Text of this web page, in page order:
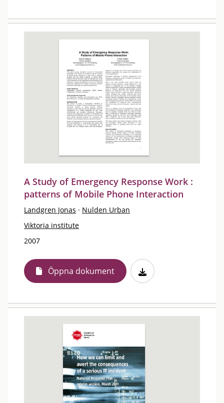
A Study of Emergency Response Work :
patterns of Mobile Phone Interaction
Landgren Jonas · Nulden Urban
Viktoria institute
2007
Öppna dokument